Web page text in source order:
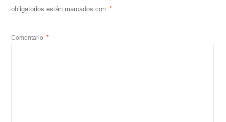
obligatorios están marcados con *
Comentario *